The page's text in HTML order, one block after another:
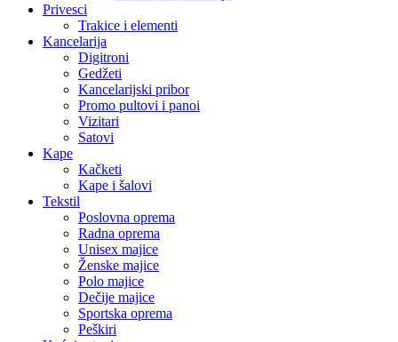
Privesci
Trakice i elementi
Kancelarija
Digitroni
Gedžeti
Kancelarijski pribor
Promo pultovi i panoi
Vizitari
Satovi
Kape
Kačketi
Kape i šalovi
Tekstil
Poslovna oprema
Radna oprema
Unisex majice
Ženske majice
Polo majice
Dečije majice
Sportska oprema
Peškiri